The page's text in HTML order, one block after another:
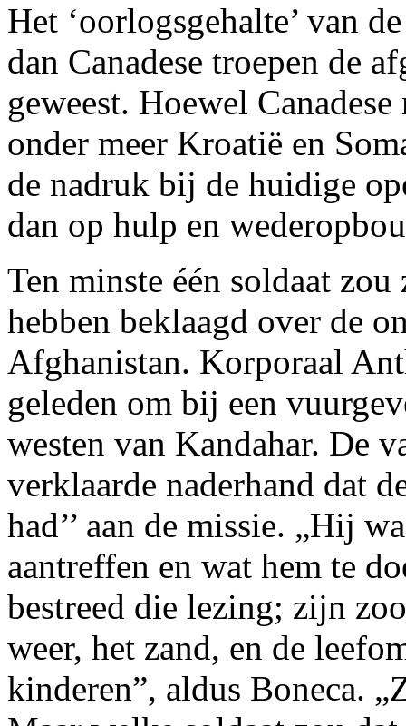
Het ‘oorlogsgehalte’ van
dan Canadese troepen de
geweest. Hoewel
onder meer Kroatië en
de nadruk bij de huidige
dan op hulp en
Ten minste één soldaat
hebben beklaagd over de
Afghanistan. Korporaal
geleden om bij een
westen van Kandahar. De
verklaarde naderhand dat
had’’ aan de missie. „Hij
aantreffen en wat hem te
bestreed die lezing; zijn
weer, het zand, en de
kinderen”, aldus Boneca.